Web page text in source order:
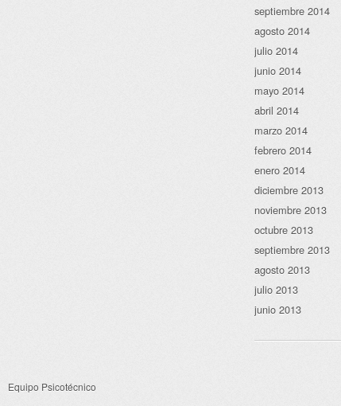
septiembre 2014
agosto 2014
julio 2014
junio 2014
mayo 2014
abril 2014
marzo 2014
febrero 2014
enero 2014
diciembre 2013
noviembre 2013
octubre 2013
septiembre 2013
agosto 2013
julio 2013
junio 2013
Equipo Psicotécnico